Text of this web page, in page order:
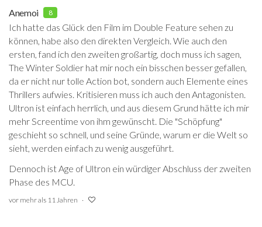
Anemoi 8
Ich hatte das Glück den Film im Double Feature sehen zu
können, habe also den direkten Vergleich. Wie auch den
ersten, fand ich den zweiten großartig, doch muss ich sagen,
The Winter Soldier hat mir noch ein bisschen besser gefallen,
da er nicht nur tolle Action bot, sondern auch Elemente eines
Thrillers aufwies. Kritisieren muss ich auch den Antagonisten.
Ultron ist einfach herrlich, und aus diesem Grund hätte ich mir
mehr Screentime von ihm gewünscht. Die "Schöpfung"
geschieht so schnell, und seine Gründe, warum er die Welt so
sieht, werden einfach zu wenig ausgeführt.
Dennoch ist Age of Ultron ein würdiger Abschluss der zweiten
Phase des MCU.
vor mehr als 11 Jahren